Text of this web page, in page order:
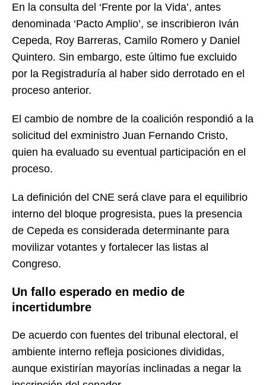
En la consulta del ‘Frente por la Vida’, antes
denominada ‘Pacto Amplio’, se inscribieron Iván
Cepeda, Roy Barreras, Camilo Romero y Daniel
Quintero. Sin embargo, este último fue excluido
por la Registraduría al haber sido derrotado en el
proceso anterior.
El cambio de nombre de la coalición respondió a la
solicitud del exministro Juan Fernando Cristo,
quien ha evaluado su eventual participación en el
proceso.
La definición del CNE será clave para el equilibrio
interno del bloque progresista, pues la presencia
de Cepeda es considerada determinante para
movilizar votantes y fortalecer las listas al
Congreso.
Un fallo esperado en medio de
incertidumbre
De acuerdo con fuentes del tribunal electoral, el
ambiente interno refleja posiciones divididas,
aunque existirían mayorías inclinadas a negar la